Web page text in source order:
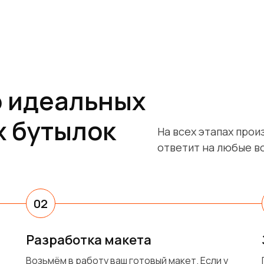
бутылок
На всех этапах
ответит на любые
02
Разработка макета
Возьмём в работу ваш готовый макет. Если у